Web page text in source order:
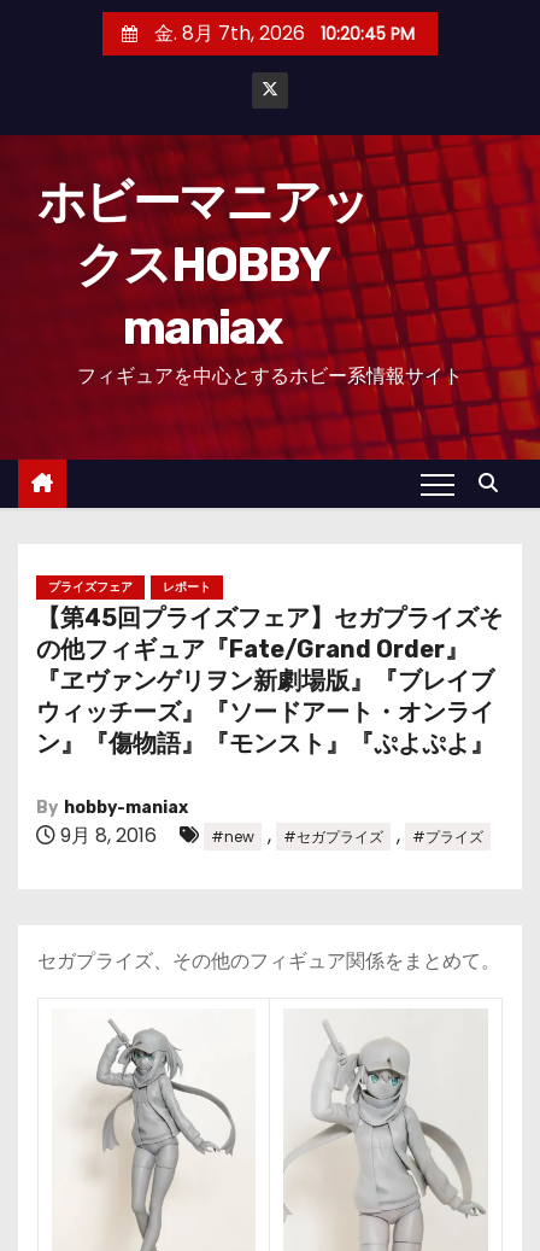
金. 8月 7th, 2026 10:20:47 PM
ホビーマニアッ
クスHOBBY
maniax
フィギュアを中心とするホビー系情報サイト
プライズフェア レポート
【第45回プライズフェア】セガプライズそ
の他フィギュア『Fate/Grand Order』
『ヱヴァンゲリヲン新劇場版』『ブレイブ
ウィッチーズ』『ソードアート・オンライ
ン』『傷物語』『モンスト』『ぷよぷよ』
By hobby-maniax
9月 8, 2016 #new , #セガプライズ , #プライズ
セガプライズ、その他のフィギュア関係をまとめて。